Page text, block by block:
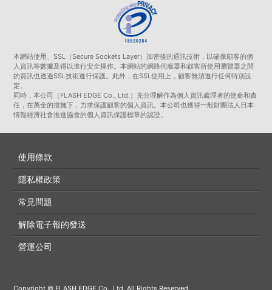
本網站使用、SSL（Secure Sockets Layer）加密後的通訊技術，以確保顧客的個
人資訊等數據及得以進行安全操作。本網站的網路伺服器和顧客所使用瀏覽器之間
的資訊也透過SSL技術進行保護。此外，在SSL使用上，顧客無須進行任何特別設
定。
同時，本公司（FLASH EDGE Co., Ltd.）充分理解作為個人資訊處理者的使命和責
任，在萬全的措施下，力求保護顧客的個人資訊。本公司也獲得一般財團法人日本
情報經濟社會推進協會的個人資訊保護標章的認證。
使用條款
隱私權政策
常見問題
解除電子報的發送
營運公司
Copyright © FLASH EDGE Co., Ltd. All Rights Reserved.